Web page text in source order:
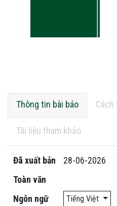
Thông tin bài báo
Tài liệu tham khảo
Đã xuất bản
28-06-2026
Toàn văn
Ngôn ngữ
Tiếng Việt